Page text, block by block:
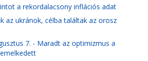
a rekordalacsony inflációs adat
az ukránok, célba találtak az orosz
7. - Maradt az optimizmus a